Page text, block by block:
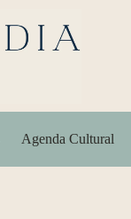
Agenda Cultural